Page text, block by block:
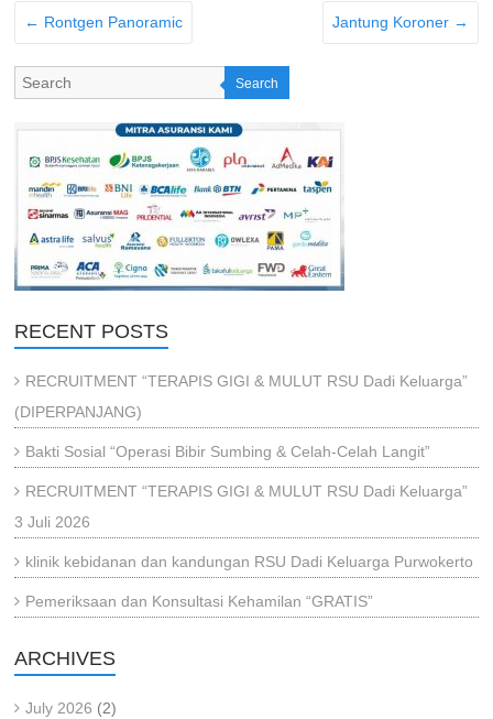
← Rontgen Panoramic Jantung Koroner →
Search
RECENT POSTS
RECRUITMENT “TERAPIS GIGI & MULUT RSU Dadi Keluarga”
(DIPERPANJANG)
Bakti Sosial “Operasi Bibir Sumbing & Celah-Celah Langit”
RECRUITMENT “TERAPIS GIGI & MULUT RSU Dadi Keluarga”
3 Juli 2026
klinik kebidanan dan kandungan RSU Dadi Keluarga Purwokerto
Pemeriksaan dan Konsultasi Kehamilan “GRATIS”
ARCHIVES
July 2026 (2)